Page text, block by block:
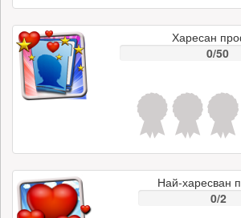
Харесан
0/50
Най-харесван
0/2